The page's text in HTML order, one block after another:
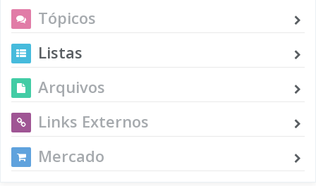
Tópicos
Listas
Arquivos
Links Externos
Mercado